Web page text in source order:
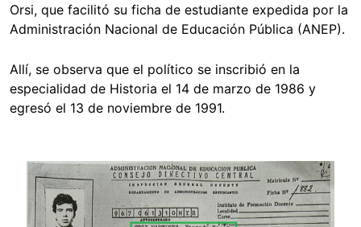
Orsi, que facilitó su ficha de estudiante expedida por la
Administración Nacional de Educación Pública (ANEP).
Allí, se observa que el político se inscribió en la
especialidad de Historia el 14 de marzo de 1986 y
egresó el 13 de noviembre de 1991.
Image